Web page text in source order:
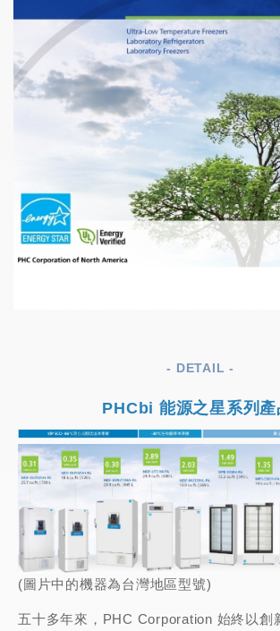
- DETAIL -
PHCbi 能源之星系列產
(圖片中的機器為台灣地區型號)
五十多年來，PHC Corporation 始終以創